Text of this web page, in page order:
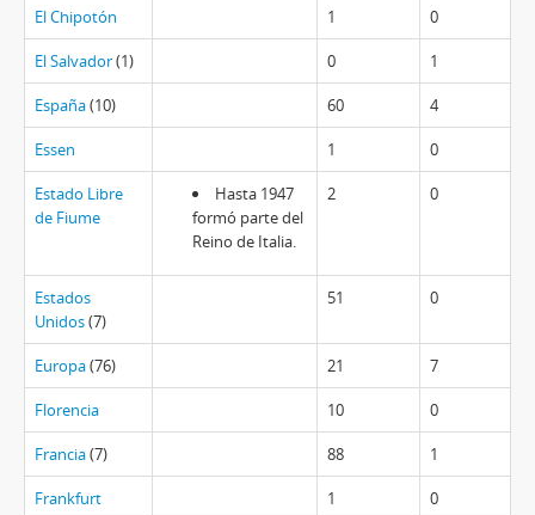
El Chipotón 1 0
El Salvador(1) 0 1
España(10) 60 4
Essen 1 0
Estado Libre
de Fiume
Hasta 1947
formó parte del
Reino de Italia.
2 0
Estados
Unidos(7)
51 0
Europa(76) 21 7
Florencia 10 0
Francia(7) 88 1
Frankfurt 1 0